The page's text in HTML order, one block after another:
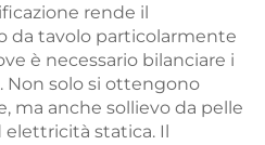
rende il
da tavolo particolarmente
è necessario bilanciare i
Non solo si ottengono
ma anche sollievo da pelle
elettricità statica. Il